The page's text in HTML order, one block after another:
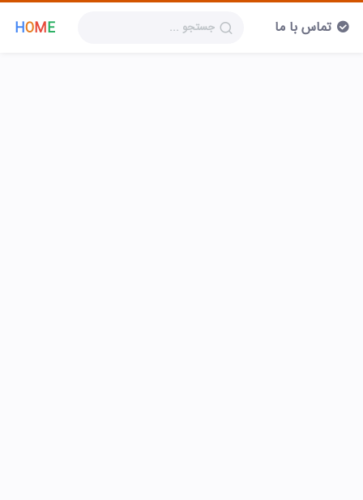
HOME تماس با ما